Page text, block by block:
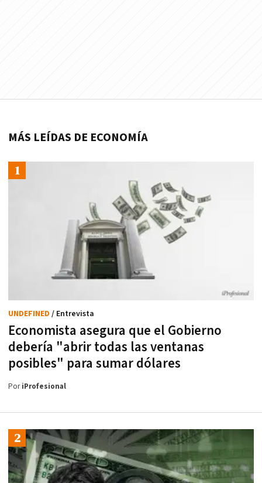
MÁS LEÍDAS DE ECONOMÍA
Economista asegura que el Gobierno
debería "abrir todas las ventanas
posibles" para sumar dólares
UNDEFINED / Entrevista
PoriProfesional